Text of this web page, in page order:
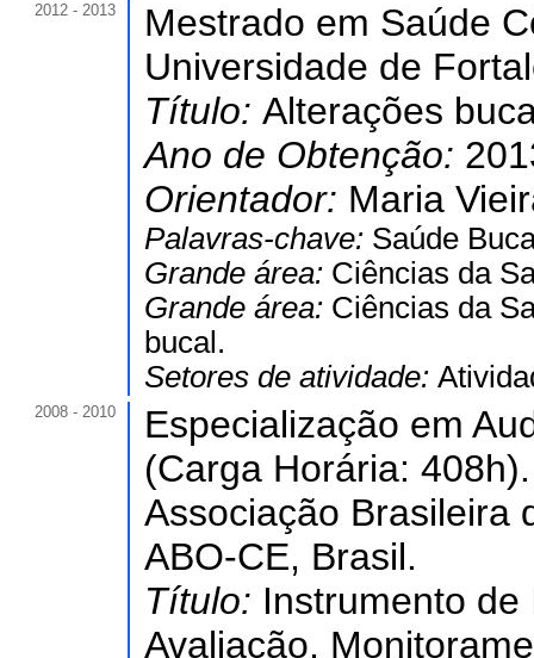
2012 - 2013
Mestrado em Saúde
Universidade de
Título: Alterações
Ano de Obtenção:
Orientador: Maria
Palavras-chave: Saúde
Grande área: Ciências da
Grande área: Ciências da
bucal.
Setores de atividade:
2008 - 2010
Especialização em
(Carga Horária: 408h).
Associação Brasileira
ABO-CE, Brasil.
Título: Instrumento
Avaliação,